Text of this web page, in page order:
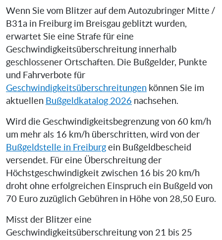
Wenn Sie vom Blitzer auf dem Autozubringer Mitte /
B31a in Freiburg im Breisgau geblitzt wurden,
erwartet Sie eine Strafe für eine
Geschwindigkeitsüberschreitung innerhalb
geschlossener Ortschaften. Die Bußgelder, Punkte
und Fahrverbote für
Geschwindigkeitsüberschreitungen können Sie im
aktuellen Bußgeldkatalog 2026 nachsehen.
Wird die Geschwindigkeitsbegrenzung von 60 km/h
um mehr als 16 km/h überschritten, wird von der
Bußgeldstelle in Freiburg ein Bußgeldbescheid
versendet. Für eine Überschreitung der
Höchstgeschwindigkeit zwischen 16 bis 20 km/h
droht ohne erfolgreichen Einspruch ein Bußgeld von
70 Euro zuzüglich Gebühren in Höhe von 28,50 Euro.
Misst der Blitzer eine
Geschwindigkeitsüberschreitung von 21 bis 25